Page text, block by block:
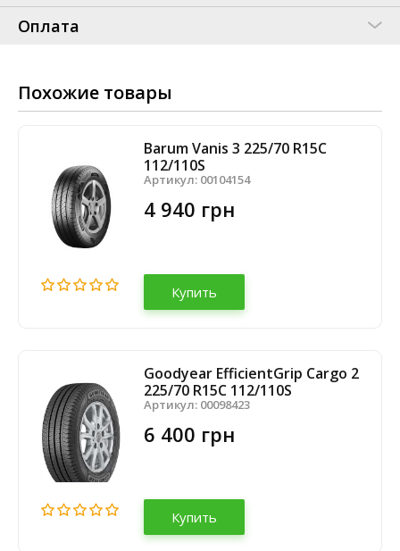
Оплата
Похожие товары
Barum Vanis 3 225/70 R15C
112/110S
Артикул: 00104154
4 940 грн
Купить
Goodyear EfficientGrip Cargo 2
225/70 R15C 112/110S
Артикул: 00098423
6 400 грн
Купить